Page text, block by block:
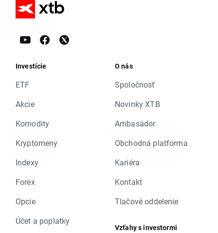
Investície
ETF
Akcie
Komodity
Kryptomeny
Indexy
Forex
Opcie
Účet a poplatky
O nás
Spoločnosť
Novinky XTB
Ambasádor
Obchodná platforma
Kariéra
Kontakt
Tlačové oddelenie
Vzťahy s investormi